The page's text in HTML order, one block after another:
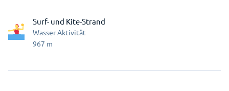
Surf- und Kite-Strand
Wasser Aktivität
967 m